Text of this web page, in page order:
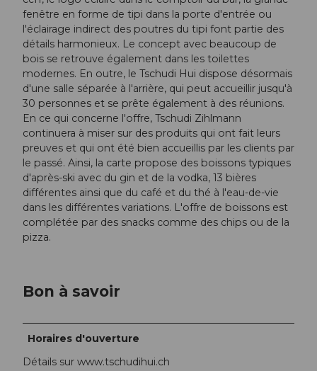
fenêtre en forme de tipi dans la porte d'entrée ou
l'éclairage indirect des poutres du tipi font partie des
détails harmonieux. Le concept avec beaucoup de
bois se retrouve également dans les toilettes
modernes. En outre, le Tschudi Hui dispose désormais
d'une salle séparée à l'arrière, qui peut accueillir jusqu'à
30 personnes et se prête également à des réunions.
En ce qui concerne l'offre, Tschudi Zihlmann
continuera à miser sur des produits qui ont fait leurs
preuves et qui ont été bien accueillis par les clients par
le passé. Ainsi, la carte propose des boissons typiques
d'après-ski avec du gin et de la vodka, 13 bières
différentes ainsi que du café et du thé à l'eau-de-vie
dans les différentes variations. L'offre de boissons est
complétée par des snacks comme des chips ou de la
pizza.
Bon à savoir
Horaires d'ouverture
Détails sur www.tschudihui.ch